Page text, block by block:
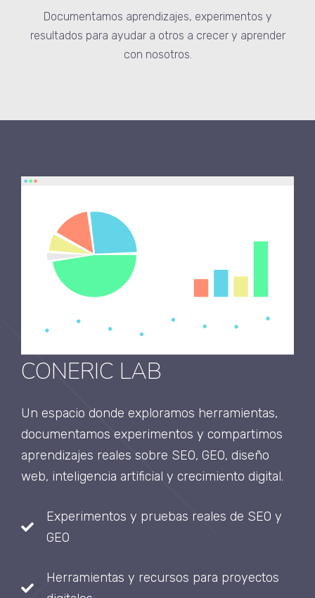
Documentamos aprendizajes, experimentos y
resultados para ayudar a otros a crecer y aprender
con nosotros.
CONERIC LAB
Un espacio donde exploramos herramientas,
documentamos experimentos y compartimos
aprendizajes reales sobre SEO, GEO, diseño
web, inteligencia artificial y crecimiento digital.
Experimentos y pruebas reales de SEO y
GEO
Herramientas y recursos para proyectos